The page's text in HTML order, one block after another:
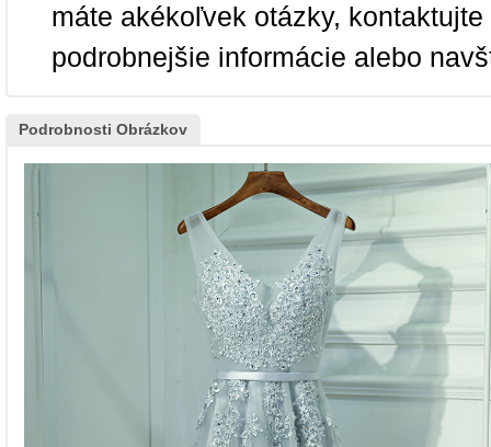
máte akékoľvek otázky,
podrobnejšie informácie alebo
Podrobnosti Obrázkov